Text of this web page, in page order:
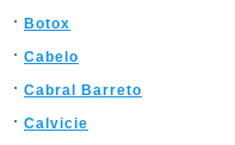
Botox
Cabelo
Cabral Barreto
Calvicie